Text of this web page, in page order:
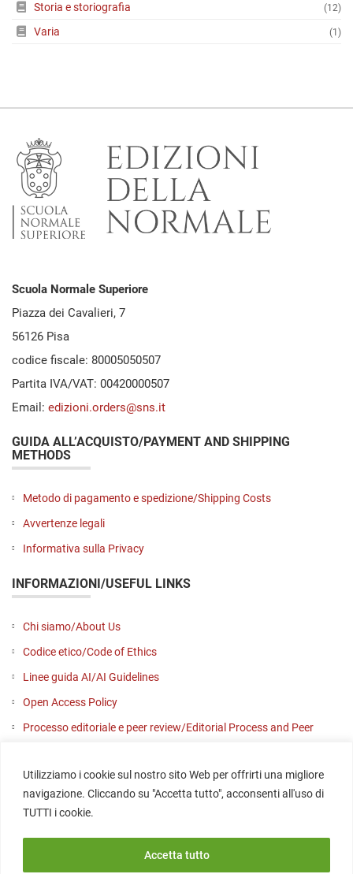
Utilizziamo i cookie sul nostro sito Web per offrirti una migliore
navigazione. Cliccando su "Accetta tutto", acconsenti all'uso di
TUTTI i cookie.
Accetta tutto
Storia e storiografia (12)
Varia (1)
Scuola Normale Superiore
Piazza dei Cavalieri, 7
56126 Pisa
codice fiscale: 80005050507
Partita IVA/VAT: 00420000507
Email: edizioni.orders@sns.it
GUIDA ALL’ACQUISTO/PAYMENT AND SHIPPING
METHODS
Metodo di pagamento e spedizione/Shipping Costs
Avvertenze legali
Informativa sulla Privacy
INFORMAZIONI/USEFUL LINKS
Chi siamo/About Us
Codice etico/Code of Ethics
Linee guida AI/AI Guidelines
Open Access Policy
Processo editoriale e peer review/Editorial Process and Peer
Contattaci/Contact us
SOCIAL